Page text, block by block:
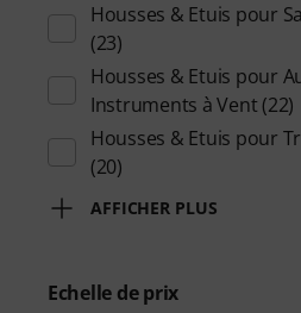
Housses & Etuis pour
(23)
Housses & Etuis pour
Instruments à Vent (22)
Housses & Etuis pour
(20)
AFFICHER PLUS
Echelle de prix